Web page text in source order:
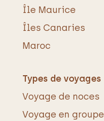
Île Maurice
Îles Canaries
Maroc
Types de voyages
Voyage de noces
Voyage en groupe